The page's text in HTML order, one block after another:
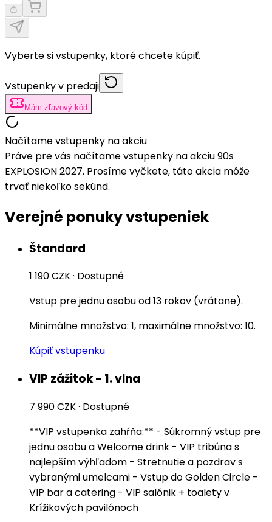
Vyberte si vstupenky, ktoré chcete kúpiť.
Vstupenky v predaji
Mám zľavový kód
Načítame vstupenky na akciu
Práve pre vás načítame vstupenky na akciu 90s
EXPLOSION 2027. Prosíme vyčkete, táto akcia môže
trvať niekoľko sekúnd.
Verejné ponuky vstupeniek
Štandard
1 190 CZK· Dostupné
Vstup pre jednu osobu od 13 rokov (vrátane).
Minimálne množstvo: 1, maximálne množstvo: 10.
Kúpiť vstupenku
VIP zážitok - 1. vlna
7 990 CZK· Dostupné
**VIP vstupenka zahŕňa:** - Súkromný vstup pre
jednu osobu a Welcome drink - VIP tribúna s
najlepším výhľadom - Stretnutie a pozdrav s
vybranými umelcami - Vstup do Golden Circle -
VIP bar a catering - VIP salónik + toalety v
Krížikových pavilónoch